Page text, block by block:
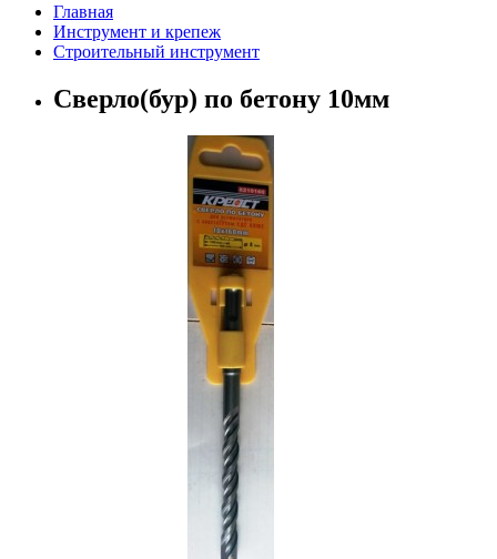
Главная
Инструмент и крепеж
Строительный инструмент
Сверло(бур) по бетону 10мм